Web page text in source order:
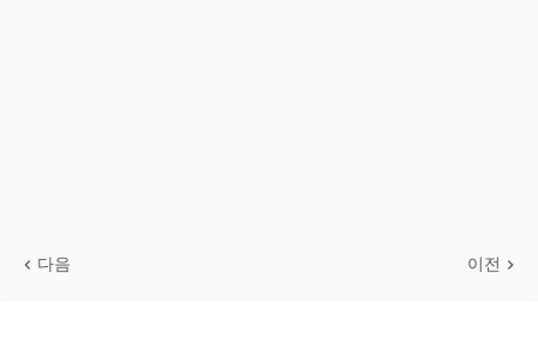
다음 이전